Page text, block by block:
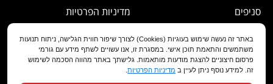
סניפים
שירות לקוחות
מועדון לקוחות
מדיניות הפרטיות
נוהל ביטול עסקה
מדיניות החלפה/החזרה/ביטול
הצהרת נגישות
באתר זה נעשה שימוש בעוגיות (Cookies) לצורך שיפור חווית הגלישה, ניתוח תנועות
משתמשים והתאמת תוכן אישי. במסגרת זו, אנו עשויים לשתף מידע עם גורמי
פרסום חיצוניים להצגת מודעות מותאמות. גלישתך באתר מהווה הסכמה לשימוש
זה. למידע נוסף ניתן לעיין ב מדיניות הפרטיות